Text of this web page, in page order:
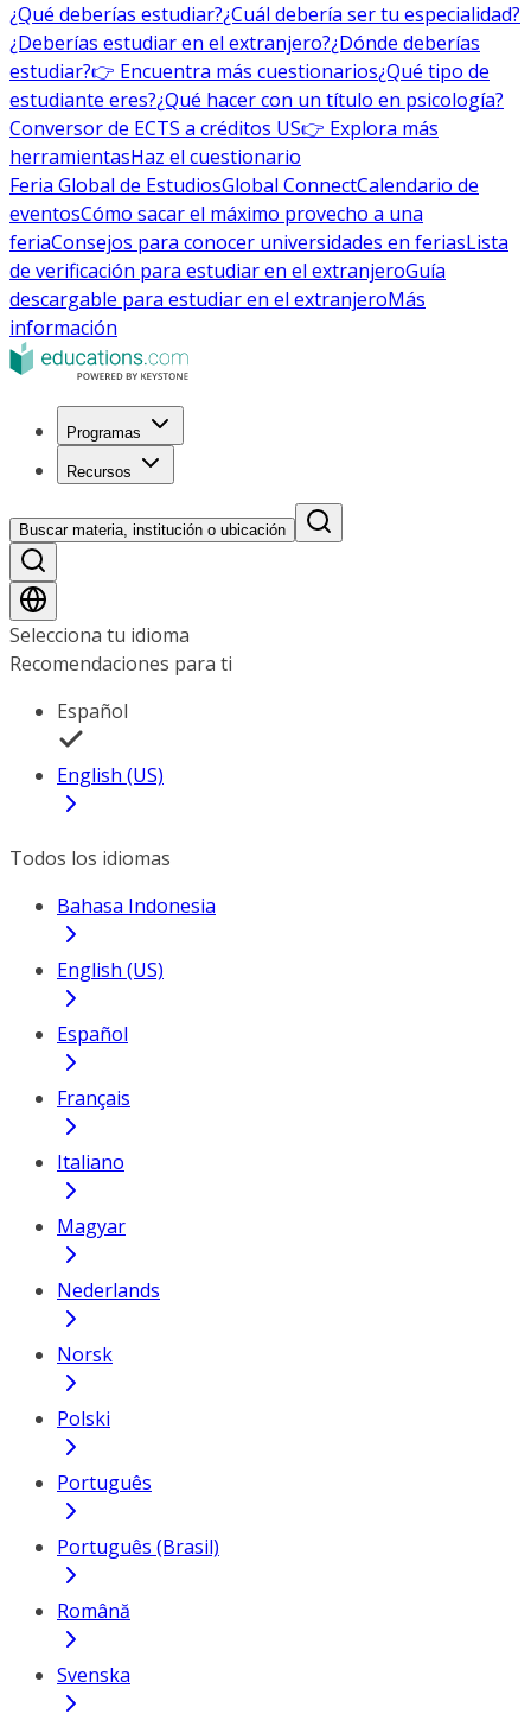
¿Qué deberías estudiar?¿Cuál debería ser tu especialidad?
¿Deberías estudiar en el extranjero?¿Dónde deberías
estudiar?👉 Encuentra más cuestionarios¿Qué tipo de
estudiante eres?¿Qué hacer con un título en psicología?
Conversor de ECTS a créditos US👉 Explora más
herramientasHaz el cuestionario
Feria Global de EstudiosGlobal ConnectCalendario de
eventosCómo sacar el máximo provecho a una
feriaConsejos para conocer universidades en feriasLista
de verificación para estudiar en el extranjeroGuía
descargable para estudiar en el extranjeroMás
información
Programas
Recursos
Buscar materia, institución o ubicación
Selecciona tu idioma
Recomendaciones para ti
Español
English (US)
Todos los idiomas
Bahasa Indonesia
English (US)
Español
Français
Italiano
Magyar
Nederlands
Norsk
Polski
Português
Português (Brasil)
Română
Svenska